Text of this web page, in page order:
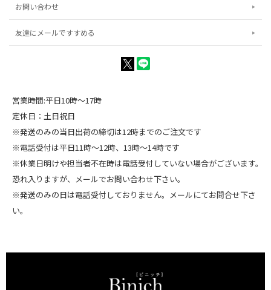
お問い合わせ
友達にメールですすめる
営業時間:平日10時～17時
定休日：土日祝日
※発送のみの当日出荷の締切は12時までのご注文です
※電話受付は平日11時～12時、13時～14時です
※休業日明けや担当者不在時は電話受付していない場合がございます。
恐れ入りますが、メールでお問い合わせ下さい。
※発送のみの日は電話受付しておりません。メールにてお問合せ下さ
い。